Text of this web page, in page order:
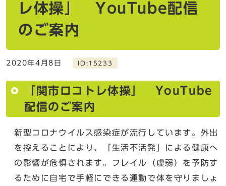
レ体操」 YouTube配信
のご案内
2020年4月8日 ID:15233
「関市ロコトレ体操」 YouTube
配信のご案内
新型コロナウイルス感染症が流行しています。外出
を控えることにより、「生活不活発」による健康へ
の影響が危惧されます。フレイル（虚弱）を予防す
るために自宅で手軽にできる運動で体を守りましょ